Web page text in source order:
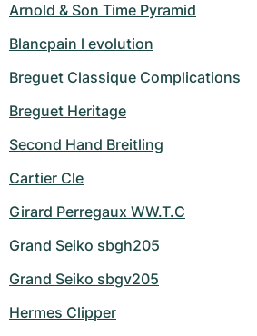
Arnold & Son Time Pyramid
Blancpain l evolution
Breguet Classique Complications
Breguet Heritage
Second Hand Breitling
Cartier Cle
Girard Perregaux WW.T.C
Grand Seiko sbgh205
Grand Seiko sbgv205
Hermes Clipper